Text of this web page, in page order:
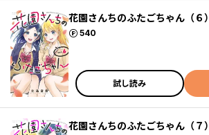
花園さんちのふたごちゃん（６）
540
ポイント
試し読み
花園さんちのふたごちゃん（７）